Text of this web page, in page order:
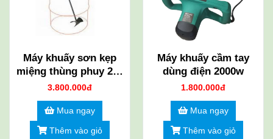
Máy khuấy sơn kẹp
miệng thùng phuy 200
lít
3.800.000đ
Mua ngay
Thêm vào giỏ
Máy khuấy cầm tay
dùng điện 2000w
1.800.000đ
Mua ngay
Thêm vào giỏ